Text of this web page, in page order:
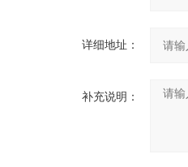
详细地址：
补充说明：